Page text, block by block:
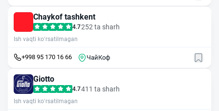
Chaykof tashkent
4.7252 ta sharh
Ish vaqti ko‘rsatilmagan
+998 95 170 16 66 ЧайКоф
Giotto
4.7411 ta sharh
Ish vaqti ko‘rsatilmagan